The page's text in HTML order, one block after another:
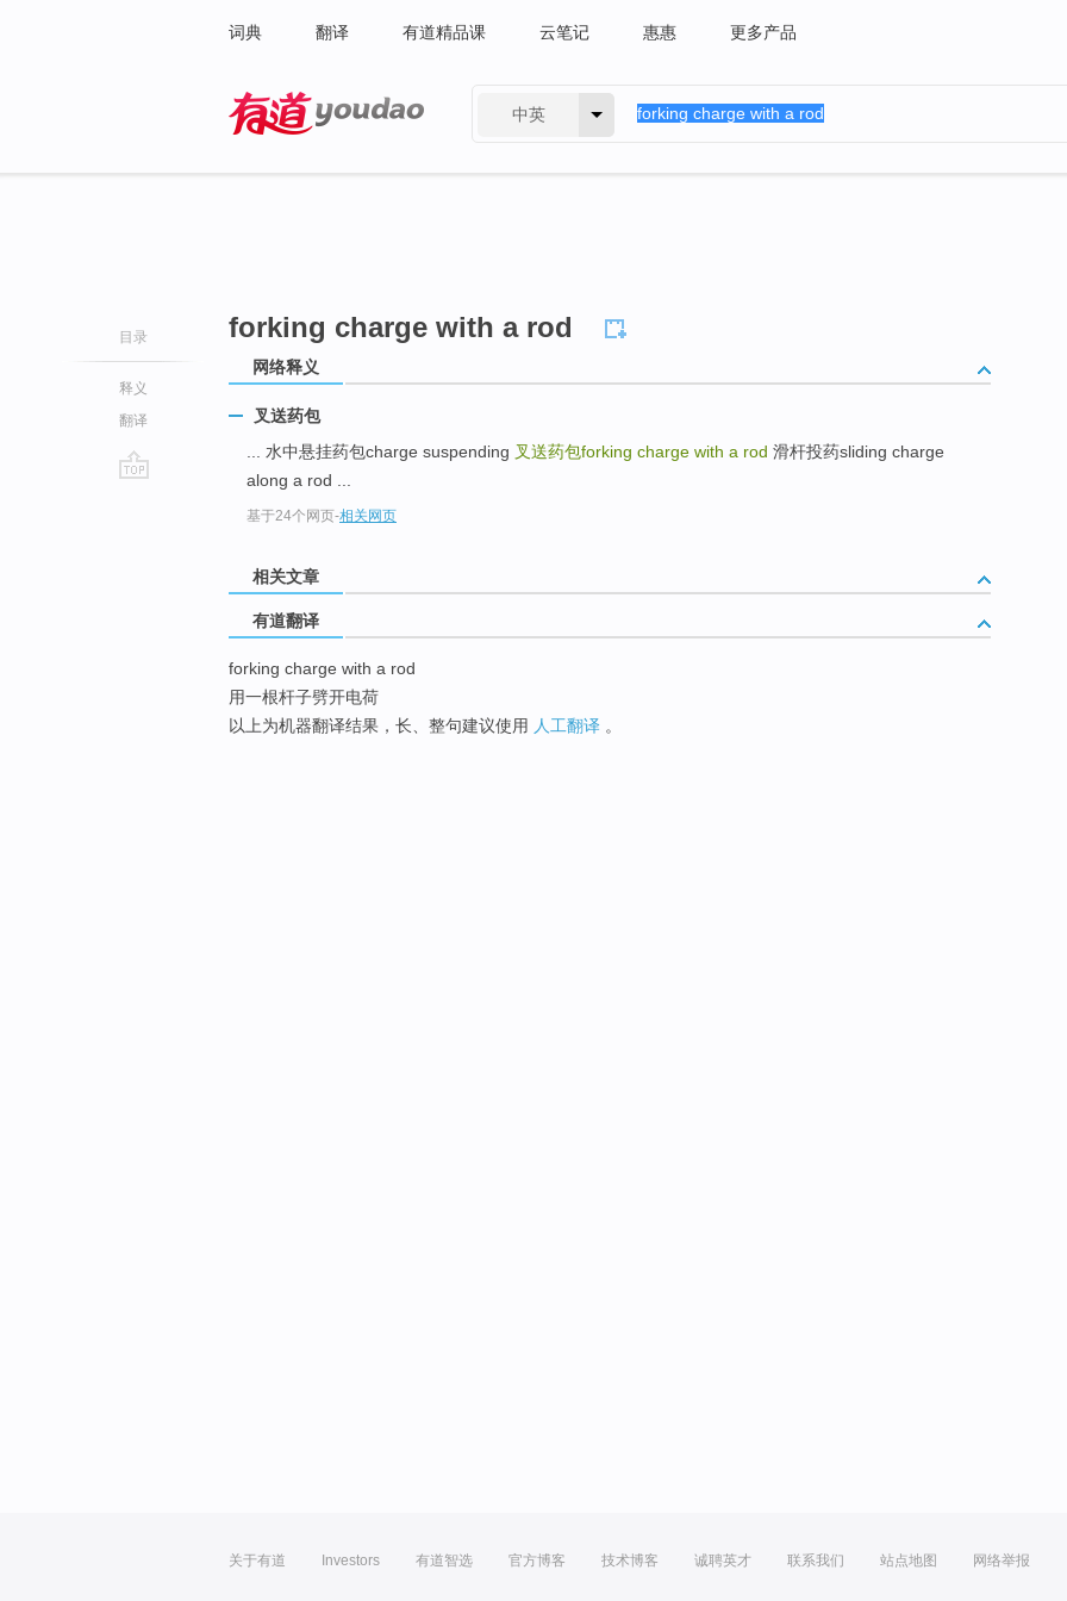
词典 翻译 有道精品课 云笔记 惠惠 更多产品
中英
目录
释义
翻译
forking charge with a rod
网络释义
叉送药包
... 水中悬挂药包charge suspending 叉送药包forking charge with a rod 滑杆投药sliding charge
along a rod ...
基于24个网页-相关网页
相关文章
有道翻译
forking charge with a rod
用一根杆子劈开电荷
以上为机器翻译结果，长、整句建议使用 人工翻译 。
关于有道 Investors 有道智选 官方博客 技术博客 诚聘英才 联系我们 站点地图 网络举报